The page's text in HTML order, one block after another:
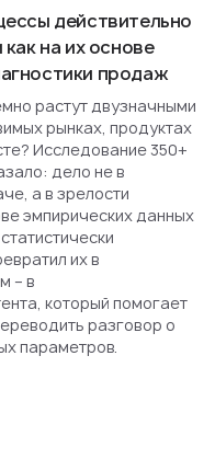
действительно
на их основе
продаж
растут двузначными
рынках, продуктах
Исследование 350+
дело не в
а в зрелости
эмпирических данных
их в
– в
который помогает
разговор о
параметров.